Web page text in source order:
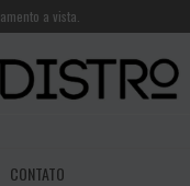
a vista.
CONTATO